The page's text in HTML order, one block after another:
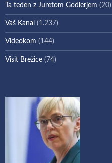
Ta teden z Juretom Godlerjem (20)
Vaš Kanal (1.237)
Videokom (144)
Visit Brežice (74)